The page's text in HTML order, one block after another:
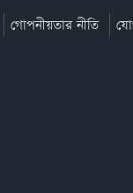
গোপনীয়তার নীতি